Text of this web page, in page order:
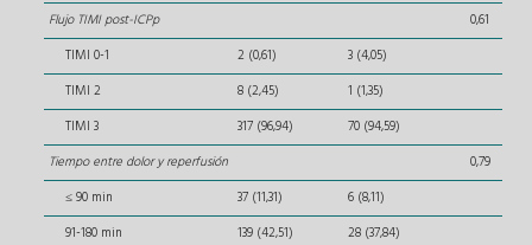
Flujo TIMI post-ICPp
0,61
TIMI 0-1
2 (0,61)
3 (4,05)
TIMI 2
8 (2,45)
1 (1,35)
TIMI 3
317 (96,94)
70 (94,59)
Tiempo entre dolor y reperfusión
0,79
≤ 90 min
37 (11,31)
6 (8,11)
91-180 min
139 (42,51)
28 (37,84)